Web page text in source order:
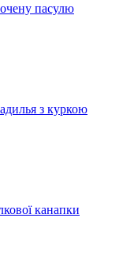
пасулю
з куркою
канапки